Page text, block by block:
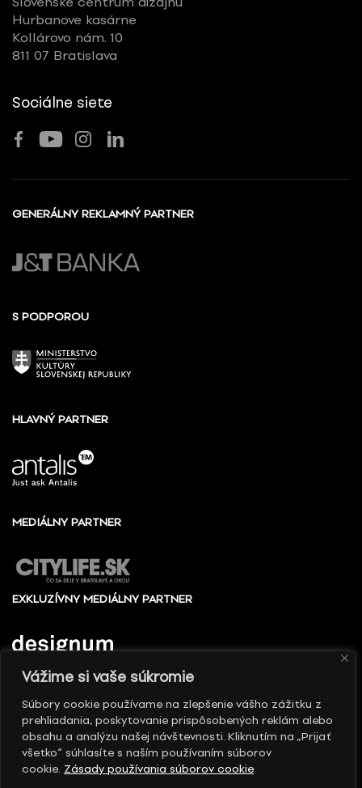
Vážime si vaše súkromie
Súbory cookie používame na zlepšenie vášho zážitku z
prehliadania, poskytovanie prispôsobených reklám alebo
obsahu a analýzu našej návštevnosti. Kliknutím na „Prijať
všetko“ súhlasíte s naším používaním súborov
cookie. Zásady používania súborov cookie
Hurbanove kasárne
Kollárovo nám. 10
811 07 Bratislava
Sociálne siete
GENERÁLNY REKLAMNÝ PARTNER
S PODPOROU
HLAVNÝ PARTNER
MEDIÁLNY PARTNER
EXKLUZÍVNY MEDIÁLNY PARTNER
© 2010 - 2026 Slovenské centrum dizajnu, Všetky
práva vyhradené